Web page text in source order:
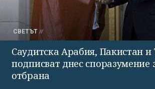
СВЕТЪТ
Саудитска Арабия, Пакистан и
подписват днес споразумение
отбрана